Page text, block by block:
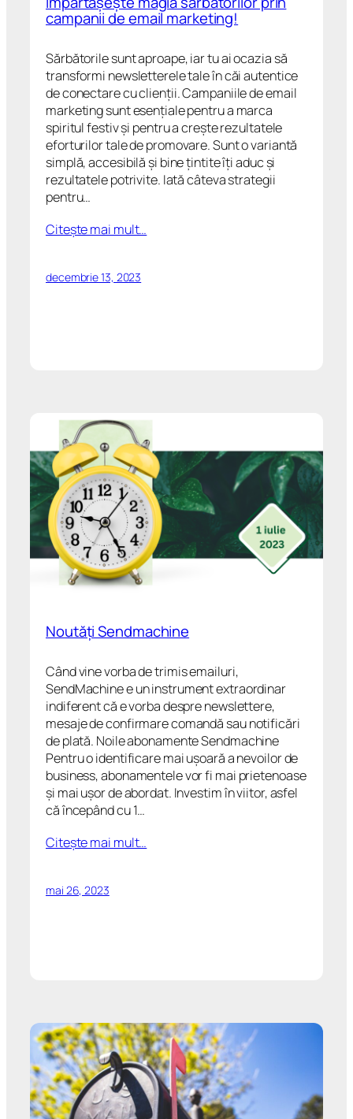
campanii de email marketing!
Sărbătorile sunt aproape, iar tu ai ocazia să
transformi newsletterele tale în căi autentice
de conectare cu clienții. Campaniile de email
marketing sunt esențiale pentru a marca
spiritul festiv și pentru a crește rezultatele
eforturilor tale de promovare. Sunt o variantă
simplă, accesibilă și bine țintite îți aduc și
rezultatele potrivite. Iată câteva strategii
pentru…
Citeşte mai mult…
decembrie 13, 2023
Noutăți Sendmachine
Când vine vorba de trimis emailuri,
SendMachine e un instrument extraordinar
indiferent că e vorba despre newslettere,
mesaje de confirmare comandă sau notificări
de plată. Noile abonamente Sendmachine
Pentru o identificare mai ușoară a nevoilor de
business, abonamentele vor fi mai prietenoase
și mai ușor de abordat. Investim în viitor, asfel
că începând cu 1…
Citeşte mai mult…
mai 26, 2023